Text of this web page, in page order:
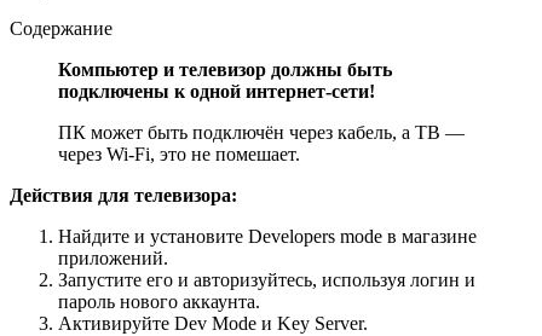
Содержание
Компьютер и телевизор должны быть
подключены к одной интернет-сети!
ПК может быть подключён через кабель, а ТВ —
через Wi-Fi, это не помешает.
Действия для телевизора:
Найдите и установите Developers mode в магазине
приложений.
Запустите его и авторизуйтесь, используя логин и
пароль нового аккаунта.
Активируйте Dev Mode и Key Server.